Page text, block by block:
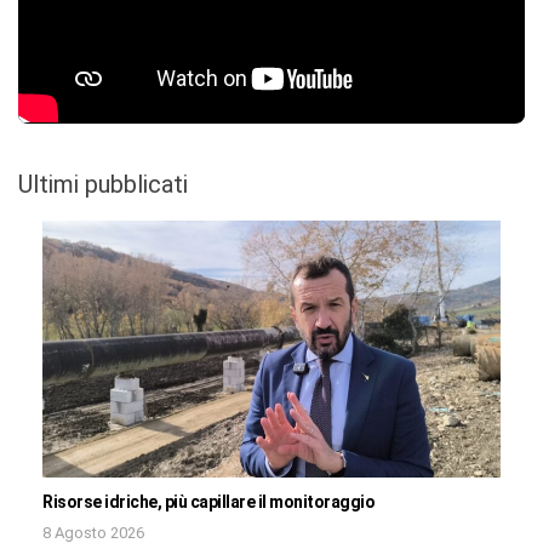
Ultimi pubblicati
Risorse idriche, più capillare il monitoraggio
8 Agosto 2026